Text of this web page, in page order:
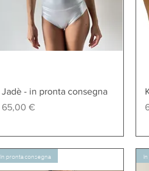
Vista rapida
Jadè - in pronta consegna
Prezzo
65,00 €
In pronta consegna